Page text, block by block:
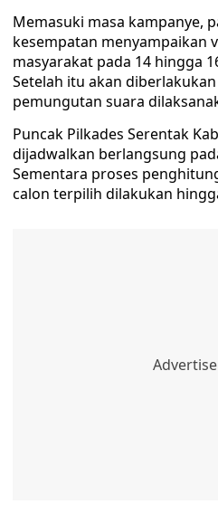
Memasuki masa kampanye,
kesempatan menyampaikan
masyarakat pada 14 hingga
Setelah itu akan
pemungutan suara
Puncak Pilkades Serentak
dijadwalkan berlangsung
Sementara proses
calon terpilih dilakukan